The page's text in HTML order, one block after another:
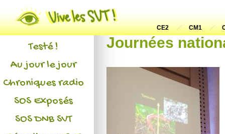
CE2 CM1
Journées
Actualités
L'association
Testé !
Au jour le jour
Chroniques radio
SOS Exposés
SOS DNB SVT